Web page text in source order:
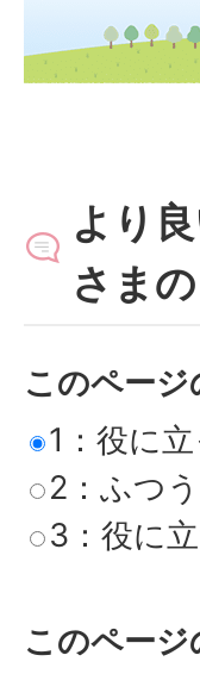
より
さま
このペー
1：役に
2：ふつう
3：役に
このペー